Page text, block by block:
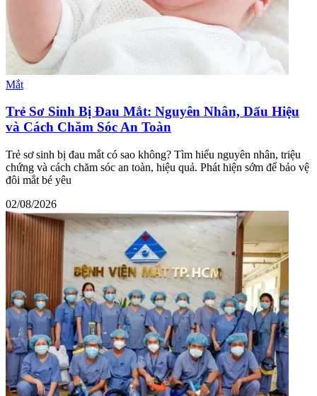
Mắt
Trẻ Sơ Sinh Bị Đau Mắt: Nguyên Nhân, Dấu Hiệu
và Cách Chăm Sóc An Toàn
Trẻ sơ sinh bị đau mắt có sao không? Tìm hiểu nguyên nhân, triệu
chứng và cách chăm sóc an toàn, hiệu quả. Phát hiện sớm để bảo vệ
đôi mắt bé yêu
02/08/2026